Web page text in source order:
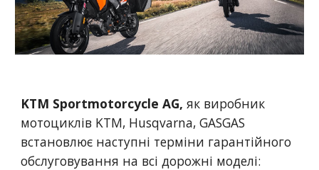
KTM Sportmotorcycle AG,як виробник
мотоциклів KTM, Husqvarna, GASGAS
встановлює наступні терміни гарантійного
обслуговування на всі дорожні моделі: